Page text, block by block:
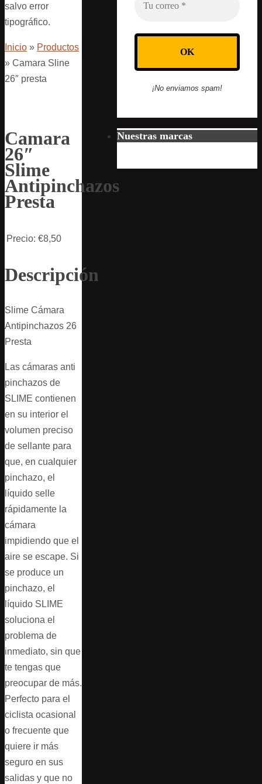
salvo error
tipográfico.
Inicio » Productos
» Camara Sline
26″ presta
Camara
26″
Slime
Antipinchazos
Presta
Precio: €8,50
Descripción
Slime Cámara
Antipinchazos 26
Presta
Las cámaras anti
pinchazos de
SLIME contienen
en su interior el
volumen preciso
de sellante para
que, en cualquier
pinchazo, el
líquido selle
rápidamente la
cámara
impidiendo que el
aire se escape. Si
se produce un
pinchazo, el
líquido SLIME
soluciona el
problema de
inmediato, sin que
te tengas que
preocupar de más.
Perfecto para el
ciclista ocasional
o frecuente que
quiere ir más
seguro en sus
salidas y que no
¡No enviamos spam!
Nuestras marcas